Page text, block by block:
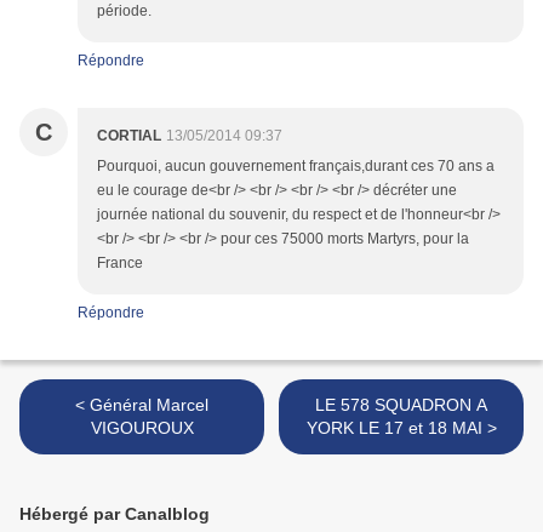
période.
Répondre
C CORTIAL 13/05/2014 09:37
Pourquoi, aucun gouvernement français,durant ces 70 ans a
eu le courage de<br /> <br /> <br /> <br /> décréter une
journée national du souvenir, du respect et de l'honneur<br />
<br /> <br /> <br /> pour ces 75000 morts Martyrs, pour la
France
Répondre
< Général Marcel
VIGOUROUX
LE 578 SQUADRON A
YORK LE 17 et 18 MAI >
Hébergé par Canalblog